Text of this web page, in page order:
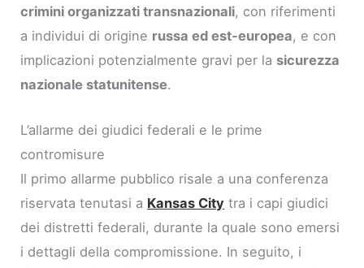
crimini organizzati transnazionali, con riferimenti
a individui di origine russa ed est-europea, e con
implicazioni potenzialmente gravi per la sicurezza
nazionale statunitense.
L’allarme dei giudici federali e le prime
contromisure
Il primo allarme pubblico risale a una conferenza
riservata tenutasi a Kansas City tra i capi giudici
dei distretti federali, durante la quale sono emersi
i dettagli della compromissione. In seguito, i